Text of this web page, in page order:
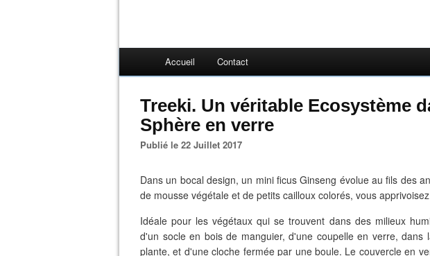
Accueil Contact
Treeki. Un véritable Ecosystème
Sphère en verre
Publié le 22 Juillet 2017
Dans un bocal design, un mini ficus Ginseng évolue au fils des
de mousse végétale et de petits cailloux colorés, vous
Idéale pour les végétaux qui se trouvent dans des milieux
d'un socle en bois de manguier, d'une coupelle en verre,
plante, et d'une cloche fermée par une boule. Le couvercle en